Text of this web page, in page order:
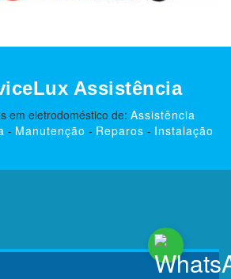
Assistência
em eletrodoméstico de: Assistência
- Manutenção - Reparos - Instalação